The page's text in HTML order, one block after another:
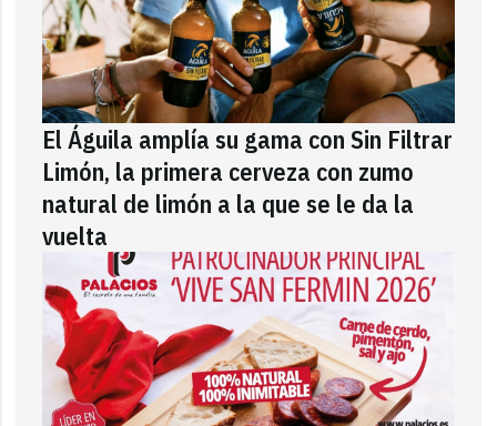
El Águila amplía su gama con Sin Filtrar
Limón, la primera cerveza con zumo
natural de limón a la que se le da la
vuelta